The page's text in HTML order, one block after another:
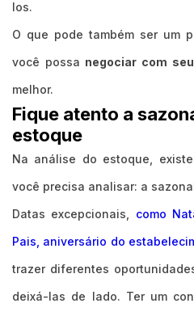
los.
O que pode também ser um
você possa negociar com
melhor.
Fique atento a
estoque
Na análise do estoque,
você precisa analisar: a
Datas excepcionais, como
Pais, aniversário do
trazer diferentes
deixá-las de lado. Ter um